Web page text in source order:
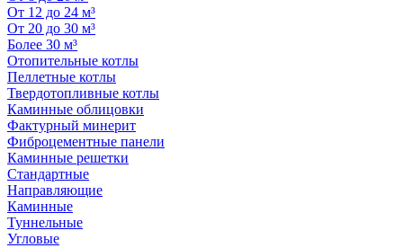
От 12 до 24 м³
От 20 до 30 м³
Более 30 м³
Отопительные котлы
Пеллетные котлы
Твердотопливные котлы
Каминные облицовки
Фактурный минерит
Фиброцементные панели
Каминные решетки
Стандартные
Направляющие
Каминные
Туннельные
Угловые